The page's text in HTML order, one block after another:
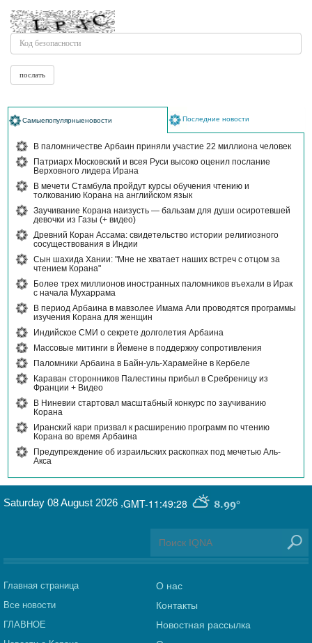
Самыепопулярныеновости Последние новости
В паломничестве Арбаин приняли участие 22 миллиона человек
Патриарх Московский и всея Руси высоко оценил послание
Верховного лидера Ирана
В мечети Стамбула пройдут курсы обучения чтению и
толкованию Корана на английском язык
Заучивание Корана наизусть — бальзам для души осиротевшей
девочки из Газы (+ видео)
Древний Коран Ассама: свидетельство истории религиозного
сосуществования в Индии
Сын шахида Хании: "Мне не хватает наших встреч с отцом за
чтением Корана"
Более трех миллионов иностранных паломников въехали в Ирак
с начала Мухаррама
В период Арбаина в мавзолее Имама Али проводятся программы
изучения Корана для женщин
Индийское СМИ о секрете долголетия Арбаина
Массовые митинги в Йемене в поддержку сопротивления
Паломники Арбаина в Байн-уль-Харамейне в Кербеле
Караван сторонников Палестины прибыл в Сребреницу из
Франции + Видео
В Ниневии стартовал масштабный конкурс по заучиванию
Корана
Иранский кари призвал к расширению программ по чтению
Корана во время Арбаина
Предупреждение об израильских раскопках под мечетью Аль-
Акса
GMT-11:49:28 8.99°
Saturday 08 August 2026 ,
Главная страница
Все новости
ГЛАВНОЕ
О нас
Контакты
Новостная рассылка